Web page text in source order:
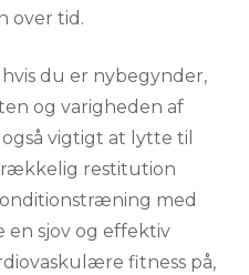
over tid.
du er nybegynder,
og varigheden af
vigtigt at lytte til
restitution
med
sjov og effektiv
fitness på,